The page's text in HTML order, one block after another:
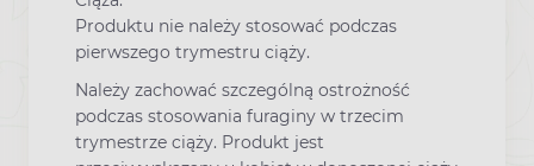
Produktu nie należy stosować podczas
pierwszego trymestru ciąży.
Należy zachować szczególną ostrożność
podczas stosowania furaginy w trzecim
trymestrze ciąży. Produkt jest